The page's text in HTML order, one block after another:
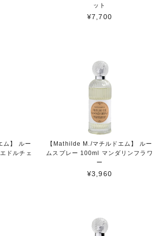
ット
¥7,700
ム】 ルー
ドルチェ
【Mathilde M./マチルドエム】 ルー
ムスプレー 100ml マンダリンフラワ
ー
¥3,960